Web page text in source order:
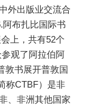
外出版业交流合
布扎比国际书
上，共有52个
观了阿拉伯阿
敦书展开普敦国
称CTBF）是非
、非洲其他国家